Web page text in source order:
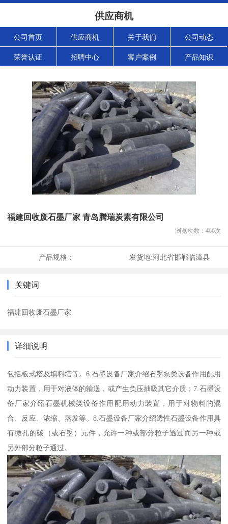
供应商机
公司首页 供应商机 关于我们 公司动态
荣誉认证 招聘中心 客户案例 产品知识
福建回收废石墨厂家 青岛腾瑞炭素有限公司
浏览次数： 466次
产品规格： 发货地:河北省邯郸临漳县
关键词
福建回收废石墨厂家
详细说明
包括板式塔及填料塔等。6.石墨设备厂家介绍石墨泵类设备作用配用
动力装置，用于对液体的输送，或产生负压抽吸其它介质；7.石墨设
备厂家介绍石墨机械类设备作用配用动力装置，用于对物料的混
合、反应、浓缩、蒸发等。8.石墨设备厂家介绍透性石墨设备作用具
有微孔的碳（或石墨）元件，允许一种或部分粒子透过而另一种或
另外部分粒子通过。